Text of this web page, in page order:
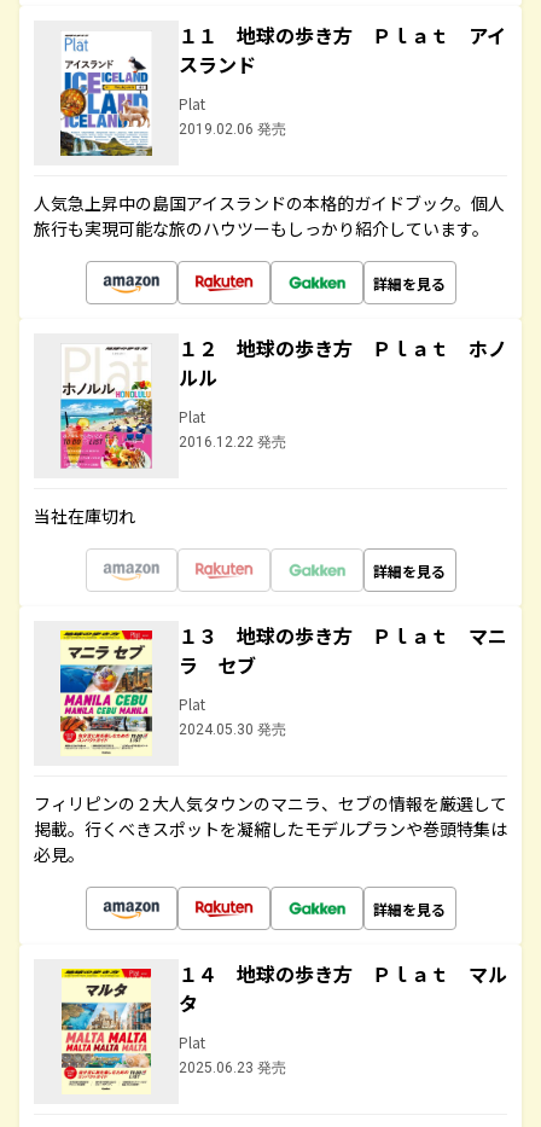
１１ 地球の歩き方 Ｐｌａｔ アイ
スランド
Plat
2019.02.06 発売
人気急上昇中の島国アイスランドの本格的ガイドブック。個人
旅行も実現可能な旅のハウツーもしっかり紹介しています。
詳細を見る
１２ 地球の歩き方 Ｐｌａｔ ホノ
ルル
Plat
2016.12.22 発売
当社在庫切れ
詳細を見る
１３ 地球の歩き方 Ｐｌａｔ マニ
ラ セブ
Plat
2024.05.30 発売
フィリピンの２大人気タウンのマニラ、セブの情報を厳選して
掲載。行くべきスポットを凝縮したモデルプランや巻頭特集は
必見。
詳細を見る
１４ 地球の歩き方 Ｐｌａｔ マル
タ
Plat
2025.06.23 発売